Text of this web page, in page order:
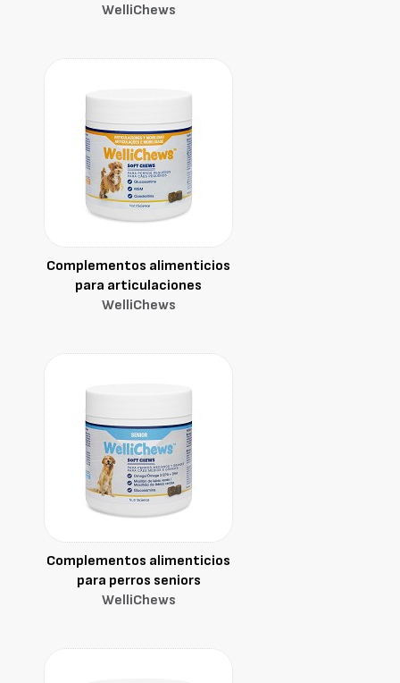
WelliChews
Complementos alimenticios
para articulaciones
WelliChews
Complementos alimenticios
para perros seniors
WelliChews